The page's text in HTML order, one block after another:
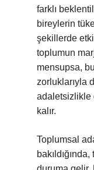
farklı
bireylerin
şekillerde
toplumun
mensupsa,
zorluklarıyla
adaletsizlikle
kalır.
Toplumsal